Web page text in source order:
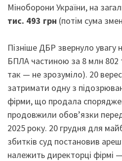
Міноборони України, на
тис. 493 грн (потім сума
Пізніше ДБР звернуло увагу
БПЛА частиною за 8 млн 802
так — не зрозуміло). 20
затримати одну з
фірми, що продала
продовжили обов’язки
2025 року. 20 грудня для
збитків суд постановив
належить директорці фірмі